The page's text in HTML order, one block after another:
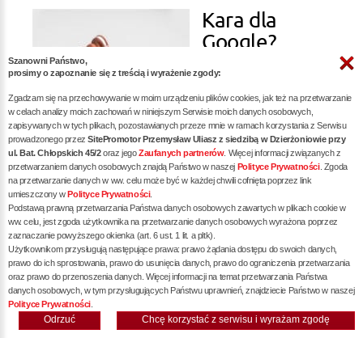
Kara dla
Google?
więcej »
Audyt SEO -
Klucz do
Sukcesu w
Szanowni Państwo,
prosimy o zapoznanie się z treścią i wyrażenie zgody:
Zgadzam się na przechowywanie w moim urządzeniu plików cookies, jak też na przetwarzanie
w celach analizy moich zachowań w niniejszym Serwisie moich danych osobowych,
zapisywanych w tych plikach, pozostawianych przeze mnie w ramach korzystania z Serwisu
prowadzonego przezSitePromotor Przemysław Uliasz z siedzibą w Dzierżoniowie przy
ul. Bat. Chłopskich 45/2oraz jegoZaufanych partnerów. Więcej informacji związanych z
przetwarzaniem danych osobowych znajdą Państwo w naszej Polityce Prywatności. Zgoda
na przetwarzanie danych w ww. celu może być w każdej chwili cofnięta poprzez link
umieszczony wPolityce Prywatności.
Podstawą prawną przetwarzania Państwa danych osobowych zawartych w plikach cookie w
ww. celu, jest zgoda użytkownika na przetwarzanie danych osobowych wyrażona poprzez
zaznaczanie powyższego okienka (art. 6 ust. 1 lit. a pltk).
Użytkownikom przysługują następujące prawa: prawo żądania dostępu do swoich danych,
prawo do ich sprostowania, prawo do usunięcia danych, prawo do ograniczenia przetwarzania
oraz prawo do przenoszenia danych. Więcej informacji na temat przetwarzania Państwa
danych osobowych, w tym przysługujących Państwu uprawnień, znajdziecie Państwo w naszej
Polityce Prywatności
Chcę korzystać z serwisu i wyrażam zgodę
Odrzuć